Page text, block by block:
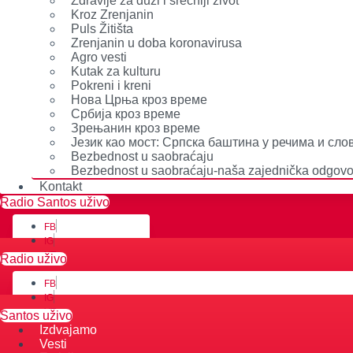
Kroz Zrenjanin
Puls Žitišta
Zrenjanin u doba koronavirusa
Agro vesti
Kutak za kulturu
Pokreni i kreni
Нова Црња кроз време
Србија кроз време
Зрењанин кроз време
Језик као мост: Српска баштина у речима и
Bezbednost u saobraćaju
Bezbednost u saobraćaju-naša zajednička
Kontakt
Radio Santos uživo
FB
IG
YT
Radio uživo
FB
IG
YT
Santos uživo
Izdvajamo
Vesti